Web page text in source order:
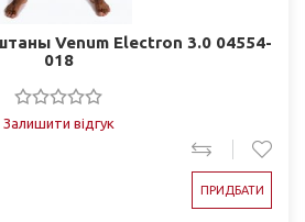
Venum Electron 3.0 04554-
018
Залишити відгук
ПРИДБАТИ